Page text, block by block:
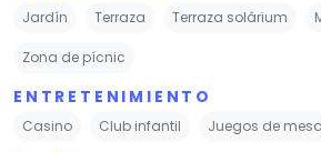
Jardín Terraza Terraza solárium
Zona de pícnic
ENTRETENIMIENTO
Casino Club infantil Juegos de